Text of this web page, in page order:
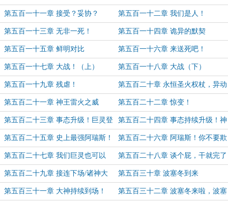
最重要啦！
第五百一十一章 接受？妥协？ 第五百一十二章 我们是人！
第五百一十三章 无非一死！ 第五百一十四章 诡异的默契
第五百一十五章 鲜明对比 第五百一十六章 来送死吧！
第五百一十七章 大战！（上） 第五百一十八章 大战（下）
第五百一十九章 残虐！ 第五百二十章 永恒圣火权杖，异动
（5.8K）
第五百二十一章 神王雷火之威 第五百二十二章 惊变！
第五百二十三章 事态升级！巨灵登
场！
第五百二十四章 事态持续升级！神
王双子驾到！
第五百二十五章 史上最强阿瑞斯！ 第五百二十六章 阿瑞斯！你不要欺
神太甚！
第五百二十七章 我们巨灵也可以
谈，也可以爱奥林匹斯！
第五百二十八章 谈个屁，干就完了
第五百二十九章 接连下场/诸神大
战
第五百三十章 波塞冬到来
第五百三十一章 大神持续到场！ 第五百三十二章 波塞冬来啦，波塞